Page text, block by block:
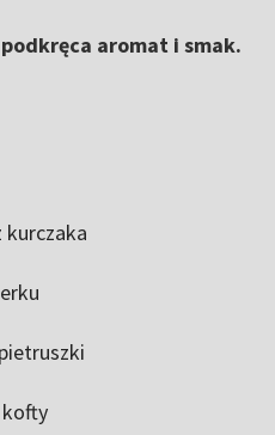
aromat i smak.
kurczaka
kofty